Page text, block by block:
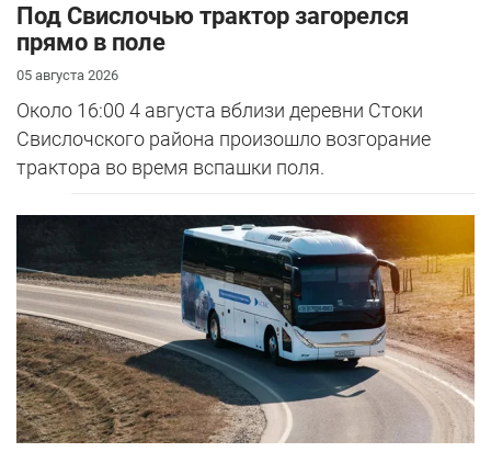
Под Свислочью трактор загорелся
прямо в поле
05 августа 2026
Около 16:00 4 августа вблизи деревни Стоки
Свислочского района произошло возгорание
трактора во время вспашки поля.